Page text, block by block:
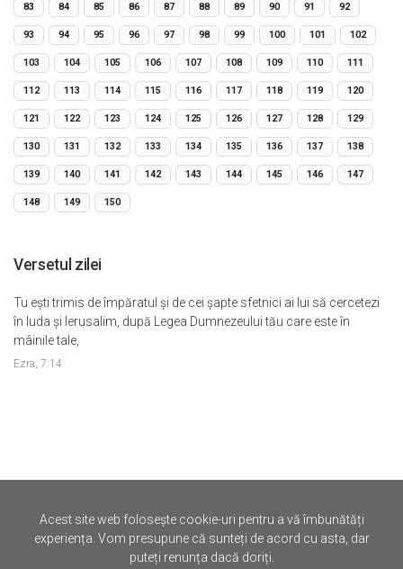
83 84 85 86 87 88 89 90 91 92
93 94 95 96 97 98 99 100 101 102
103 104 105 106 107 108 109 110 111
112 113 114 115 116 117 118 119 120
121 122 123 124 125 126 127 128 129
130 131 132 133 134 135 136 137 138
139 140 141 142 143 144 145 146 147
148 149 150
Versetul zilei
Tu eşti trimis de împăratul şi de cei şapte sfetnici ai lui să cercetezi
în Iuda şi Ierusalim, după Legea Dumnezeului tău care este în
mâinile tale,
Ezra, 7:14
©Iertare.ro.2026
Politica de Confidentialitate
Termene si Conditii
Acest site web folosește cookie-uri pentru a vă îmbunătăți
experiența. Vom presupune că sunteți de acord cu asta, dar
puteți renunța dacă doriți.